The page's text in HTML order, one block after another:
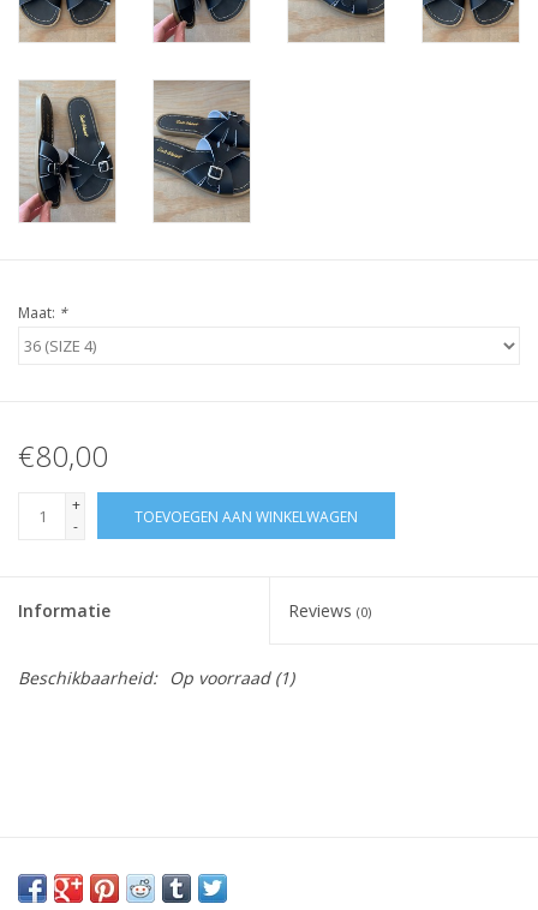
Maat: *
€80,00
+
-
TOEVOEGEN AAN WINKELWAGEN
Informatie Reviews (0)
Beschikbaarheid: Op voorraad(1)